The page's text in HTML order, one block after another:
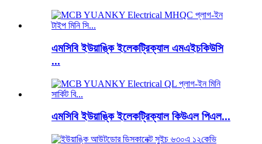
এমসিবি ইউয়াঙ্কি ইলেকট্রিক্যাল এমএইচকিউসি
...
এমসিবি ইউয়াঙ্কি ইলেকট্রিক্যাল কিউএল পিএল...